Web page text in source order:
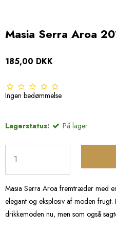
Masia Serra Aroa
185,00 DKK
Ingen bedømmelse
Lagerstatus: På lager
Masia Serra Aroa fremtræder med
elegant og eksplosiv af moden
drikkemoden nu, men som også